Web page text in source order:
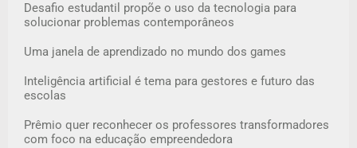
Desafio estudantil propõe o uso da tecnologia para
solucionar problemas contemporâneos
Uma janela de aprendizado no mundo dos games
Inteligência artificial é tema para gestores e futuro das
escolas
Prêmio quer reconhecer os professores transformadores
com foco na educação empreendedora